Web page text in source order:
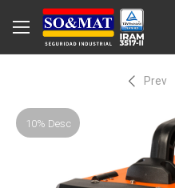
Prev
10% Desc